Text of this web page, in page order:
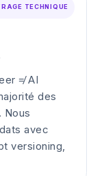
TECHNIQUE
≠ AI
des
Nous
avec
versioning,